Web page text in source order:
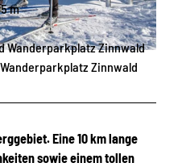
m
Wanderparkplatz Zinnwald
Zinnwald
Eine 10 km lange
sowie einem tollen